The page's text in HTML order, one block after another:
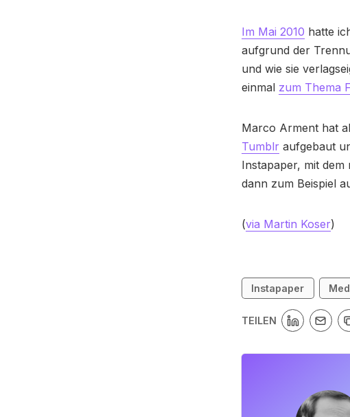
Im Mai 2010 hatte
aufgrund der
und wie sie
einmal zum Thema
Marco Arment hat
Tumblr aufgebaut
Instapaper, mit
dann zum Beispiel
(via Martin Koser)
Instapaper
TEILEN